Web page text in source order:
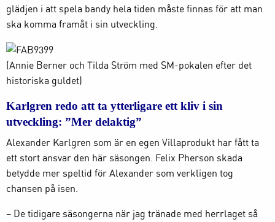
glädjen i att spela bandy hela tiden måste finnas för att man
ska komma framåt i sin utveckling.
(Annie Berner och Tilda Ström med SM-pokalen efter det
historiska guldet)
Karlgren redo att ta ytterligare ett kliv i sin
utveckling: ”Mer delaktig”
Alexander Karlgren som är en egen Villaprodukt har fått ta
ett stort ansvar den här säsongen. Felix Pherson skada
betydde mer speltid för Alexander som verkligen tog
chansen på isen.
– De tidigare säsongerna när jag tränade med herrlaget så